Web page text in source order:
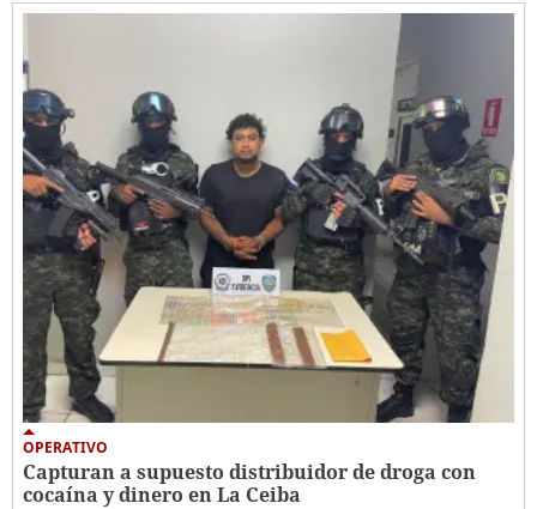
OPERATIVO
Capturan a supuesto distribuidor de droga con
cocaína y dinero en La Ceiba